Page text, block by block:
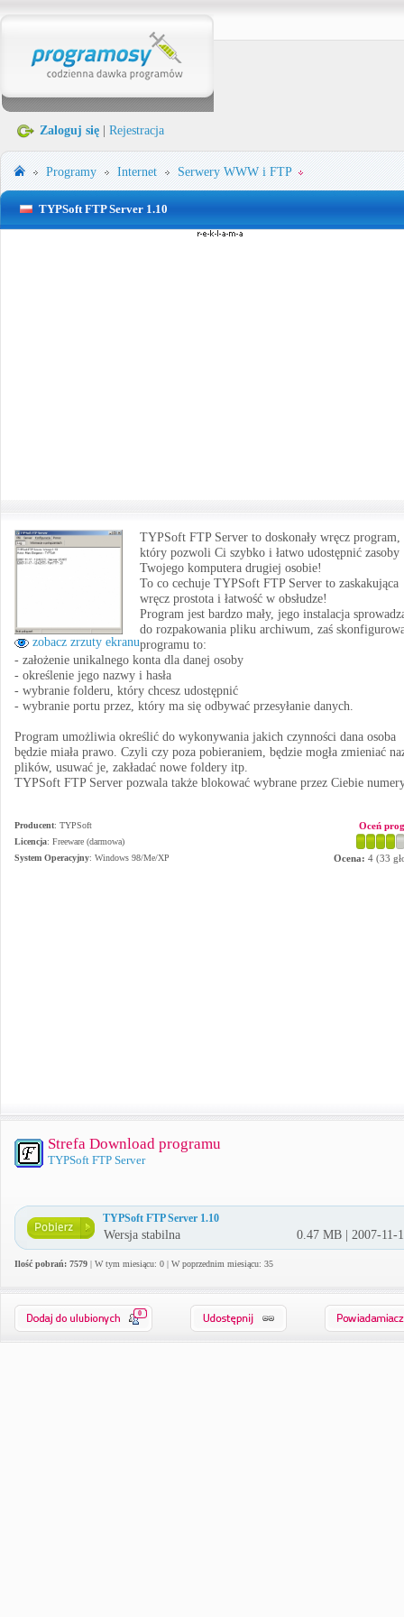
Zaloguj się Rejestracja
Programy Internet Serwery WWW i FTP
TYPSoft FTP Server 1.10
zobacz zrzuty ekranu
TYPSoft FTP Server to doskonały wręcz program,
który pozwoli Ci szybko i łatwo udostępnić zasoby
Twojego komputera drugiej osobie!
To co cechuje TYPSoft FTP Server to zaskakująca
wręcz prostota i łatwość w obsłudze!
Program jest bardzo mały, jego instalacja
do rozpakowania pliku archiwum, zaś
programu to:
- założenie unikalnego konta dla danej osoby
- określenie jego nazwy i hasła
- wybranie folderu, który chcesz udostępnić
- wybranie portu przez, który ma się odbywać przesyłanie danych.
Program umożliwia określić do wykonywania jakich czynności dana osoba
będzie miała prawo. Czyli czy poza pobieraniem, będzie mogła zmieniać
plików, usuwać je, zakładać nowe foldery itp.
TYPSoft FTP Server pozwala także blokować wybrane przez Ciebie
Producent: TYPSoft
Licencja: Freeware (darmowa)
System Operacyjny: Windows 98/Me/XP
Oceń
Ocena: 4 (33
Strefa Download programu
TYPSoft FTP Server
TYPSoft FTP Server 1.10
Wersja stabilna 0.47 MB | 2007-11-
Ilość pobrań: 7579 | W tym miesiącu: 0 | W poprzednim miesiącu: 35
0